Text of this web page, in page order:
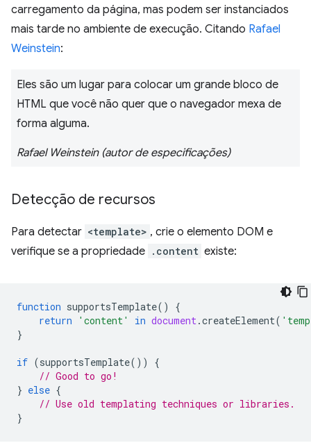
carregamento da página, mas podem ser instanciados
mais tarde no ambiente de execução. Citando Rafael
Weinstein:
Eles são um lugar para colocar um grande bloco de
HTML que você não quer que o navegador mexa de
forma alguma.
Rafael Weinstein (autor de especificações)
Detecção de recursos
Para detectar <template> , crie o elemento DOM e
verifique se a propriedade .content existe:
function supportsTemplate()
{
return
'content' in document.createElement(
}
if (supportsTemplate())
{
// Good to go!
} else {
// Use old templating techniques or libraries.
}